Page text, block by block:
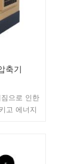
축기
으로 인한
고 에너지